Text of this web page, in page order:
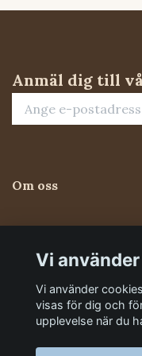
Anmäl dig till
Om oss
Kundtjänst
Sociala medier
Vi
Vi använder
visas för dig och
upplevelse när du